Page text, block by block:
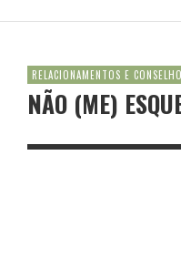
RELACIONAMENTOS E
NÃO (ME)